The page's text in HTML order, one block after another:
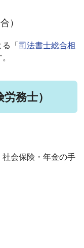
）
る「司法書士総合相
務士）
会保険・年金の手